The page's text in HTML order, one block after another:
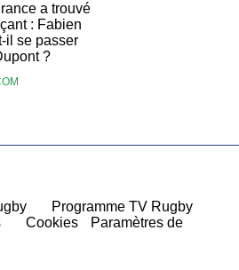
a trouvé
: Fabien
il se passer
?
Programme TV Rugby
Cookies
Paramètres de